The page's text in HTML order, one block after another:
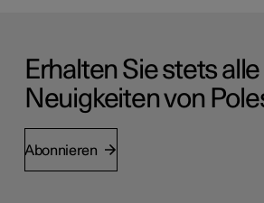
Erhalten Sie stets
Neuigkeiten von
Abonnieren